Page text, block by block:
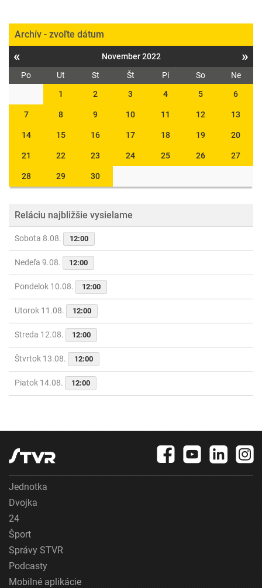
Archív - zvoľte dátum
« November 2022 »
Po Ut St Št Pi So
Ne
1
2 3 4 5 6
7 8 9 10 11 12 13
14 15 16 17 18 19 20
21 22 23 24 25 26 27
28 29 30
Reláciu najbližšie vysielame
Sobota 8.08. 12:00
Nedeľa 9.08. 12:00
Pondelok 10.08. 12:00
Utorok 11.08. 12:00
Streda 12.08. 12:00
Štvrtok 13.08. 12:00
Piatok 14.08. 12:00
Jednotka
Dvojka
24
Šport
Správy STVR
Podcasty
Mobilné aplikácie